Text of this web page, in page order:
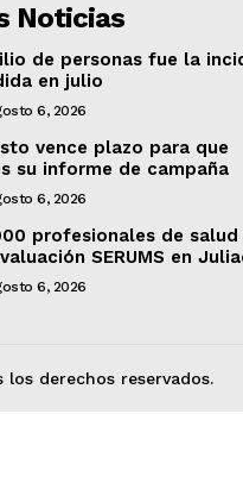
Noticias
de personas fue la
en julio
6, 2026
vence plazo para que
su informe de campaña
6, 2026
profesionales de salud
SERUMS en
6, 2026
derechos reservados.